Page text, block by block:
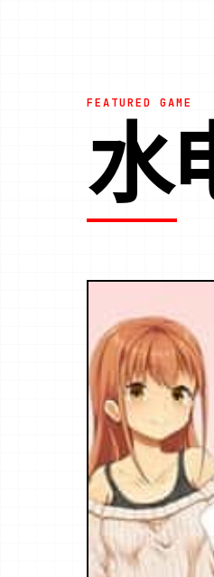
FEATURED GAME
水